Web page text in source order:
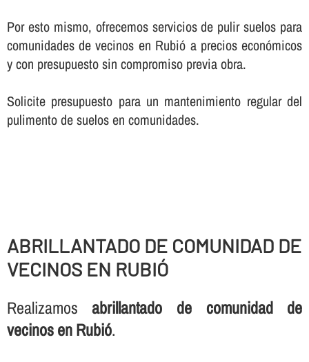
Por esto mismo, ofrecemos servicios de pulir suelos para
comunidades de vecinos en Rubió a precios económicos
y con presupuesto sin compromiso previa obra.
Solicite presupuesto para un mantenimiento regular del
pulimento de suelos en comunidades.
ABRILLANTADO DE COMUNIDAD DE
VECINOS EN RUBIÓ
Realizamosabrillantado de comunidad de
vecinos en Rubió.